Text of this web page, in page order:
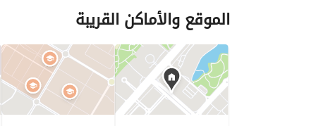
الموقع والأماكن القريبة